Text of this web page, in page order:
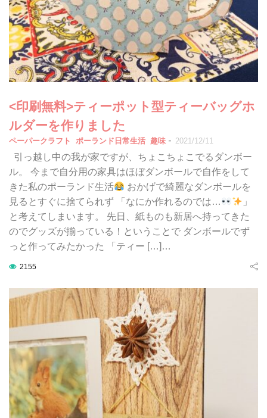
<印刷無料>ティーポット型ティーバッグホ
ルダーを作りました
ペーパークラフト ポーランド日常生活 趣味 - 2021/12/11
引っ越し中の我が家ですが、ちょこちょこでるダンボー
ル。 今まで自分用の家具はほぼダンボールで自作をして
きた私のポーランド生活
おかげで綺麗なダンボールを
見るとすぐに捨てられず 「なにか作れるのでは…
」
と考えてしまいます。 先日、紙ものも新居へ持ってきた
のでグッズが揃っている！ということで ダンボールでず
っと作ってみたかった 「ティー […]…
2155